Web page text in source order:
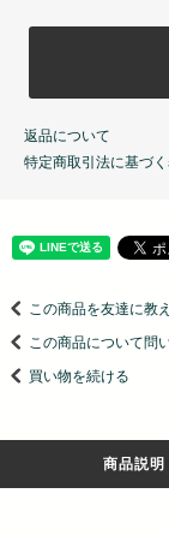
返品について
特定商取引法に基づ
この商品を友達に教
この商品について問
買い物を続ける
商品説明